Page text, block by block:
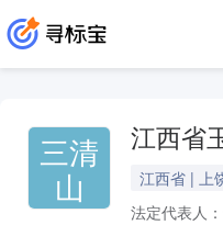
三清
山
江西省
江西省 | 上
法定代表人：